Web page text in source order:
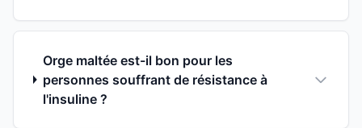
Orge maltée est-il bon pour les
personnes souffrant de résistance à
l'insuline ?